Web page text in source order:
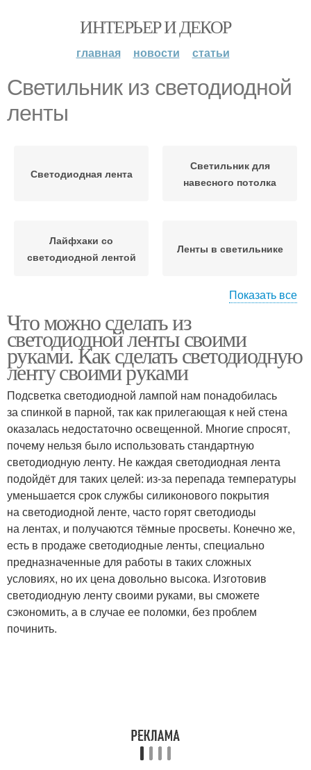
ИНТЕРЬЕР И ДЕКОР
главная новости статьи
Светильник из светодиодной
ленты
Светодиодная лента
Светильник для
навесного потолка
Лайфхаки со
светодиодной лентой
Ленты в светильнике
Офисный светильник
светодиодной ленты
Светодиодный ночник
Поделки из
светодиодной ленты
Потолочный
светильник
Поделка из
светодиодной ленты
Светодиодные ленты Лента в спальне
Ленты в интерьере
Светодиодная
Показать все
Что можно сделать из
светодиодной ленты своими
руками. Как сделать светодиодную
ленту своими руками
Подсветка светодиодной лампой нам понадобилась
за спинкой в парной, так как прилегающая к ней стена
оказалась недостаточно освещенной. Многие спросят,
почему нельзя было использовать стандартную
светодиодную ленту. Не каждая светодиодная лента
подойдёт для таких целей: из-за перепада температуры
уменьшается срок службы силиконового покрытия
на светодиодной ленте, часто горят светодиоды
на лентах, и получаются тёмные просветы. Конечно же,
есть в продаже светодиодные ленты, специально
предназначенные для работы в таких сложных
условиях, но их цена довольно высока. Изготовив
светодиодную ленту своими руками, вы сможете
сэкономить, а в случае ее поломки, без проблем
починить.